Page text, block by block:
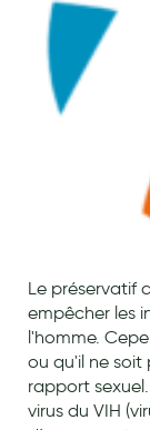
Maquillage
Pour Homme
Crème solaire -
Préservatifs - Gels
Accessoires,
Beauté au naturel
Huiles
Mon bébé
Le préservatif
empêcher les
l'homme.
ou qu'il ne
rapport
virus du VIH